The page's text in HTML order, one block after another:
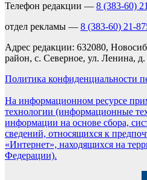
Телефон редакции — 8 (383-60)
отдел рекламы — 8 (383-60) 21-
Адрес редакции: 632080,
район, с. Северное, ул. Ленина, д.
Политика конфиденциальности
На информационном ресурсе
технологии (информационные
информации на основе сбора,
сведений, относящихся к
«Интернет», находящихся на
Федерации).